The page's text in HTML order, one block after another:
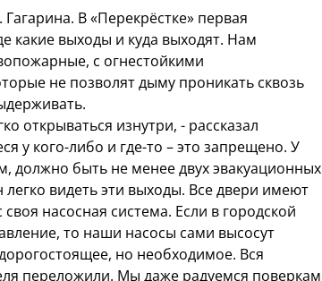
В «Перекрёстке» первая
какие выходы и куда выходят. Нам
с огнестойкими
не позволят дыму проникать сквозь
открываться изнутри, - рассказал
у кого-либо и где-то – это запрещено. У
должно быть не менее двух эвакуационных
видеть эти выходы. Все двери имеют
насосная система. Если в городской
то наши насосы сами высосут
но необходимое. Вся
переложили. Мы даже радуемся поверкам